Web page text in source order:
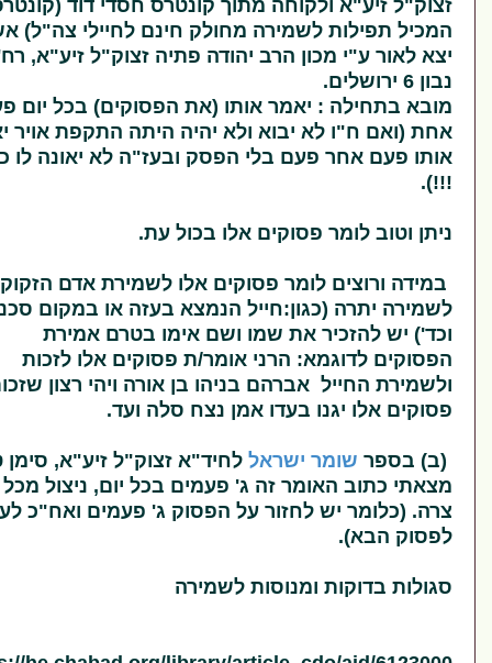
זיע"א ולקוחה מתוך קונטרס חסדי דוד (קונטרס
לשמירה מחולק חינם לחיילי צה"ל) אשר
ע"י מכון הרב יהודה פתיה זצוק"ל זיע"א, רח'
: יאמר אותו (את הפסוקים) בכל יום פעם
ח"ו לא יבוא ולא יהיה היתה התקפת אויר יאמר
אחר פעם בלי הפסק ובעז"ה לא יאונה לו כל רע
לומר פסוקים אלו בכול עת.
לומר פסוקים אלו לשמירת אדם הזקוק
יתרה (כגון:חייל הנמצא בעזה או במקום סכנה
להזכיר את שמו ושם אימו בטרם אמירת
לדוגמא: הרני אומר/ת פסוקים אלו לזכות
החייל אברהם בניהו בן אורה ויהי רצון שזכות
אלו יגנו בעדו אמן נצח סלה ועד.
שומר ישראל לחיד"א זצוק"ל זיע"א, סימן ט:
כתוב האומר זה ג' פעמים בכל יום, ניצול מכל
יש לחזור על הפסוק ג' פעמים ואח"כ לעבור
הבא).
בדוקות ומנוסות לשמירה